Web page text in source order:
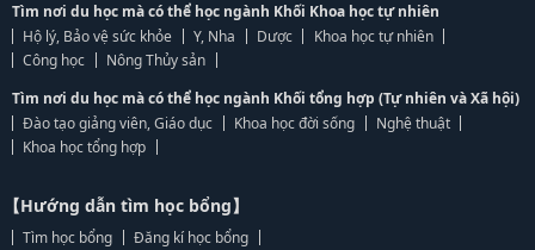
Tìm nơi du học mà có thể học ngành Khối Khoa học tự nhiên
Hộ lý, Bảo vệ sức khỏe
Y, Nha Dược
Khoa học tự nhiên
Công học
Nông Thủy sản
Tìm nơi du học mà có thể học ngành Khối tổng hợp (Tự nhiên và Xã hội)
Đào tạo giảng viên, Giáo dục
Khoa học đời sống
Nghệ thuật
Khoa học tổng hợp
【Hướng dẫn tìm học bổng】
Tìm học bổng
Đăng kí học bổng